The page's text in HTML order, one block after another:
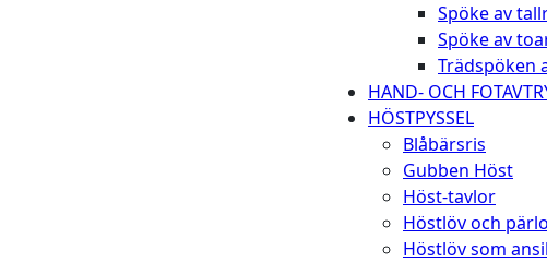
Spöke av
Spöke av
Trädspöken
HAND- OCH
HÖSTPYSSEL
Blåbärsris
Gubben Höst
Höst-tavlor
Höstlöv och
Höstlöv som